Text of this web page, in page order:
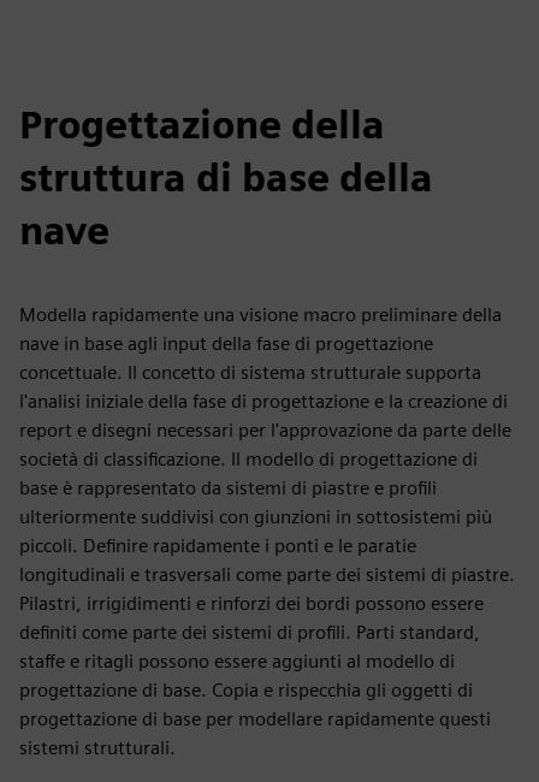
Progettazione della
struttura di base della
nave
Modella rapidamente una visione macro preliminare della
nave in base agli input della fase di progettazione
concettuale. Il concetto di sistema strutturale supporta
l'analisi iniziale della fase di progettazione e la creazione di
report e disegni necessari per l'approvazione da parte delle
società di classificazione. Il modello di progettazione di
base è rappresentato da sistemi di piastre e profili
ulteriormente suddivisi con giunzioni in sottosistemi più
piccoli. Definire rapidamente i ponti e le paratie
longitudinali e trasversali come parte dei sistemi di piastre.
Pilastri, irrigidimenti e rinforzi dei bordi possono essere
definiti come parte dei sistemi di profili. Parti standard,
staffe e ritagli possono essere aggiunti al modello di
progettazione di base. Copia e rispecchia gli oggetti di
progettazione di base per modellare rapidamente questi
sistemi strutturali.